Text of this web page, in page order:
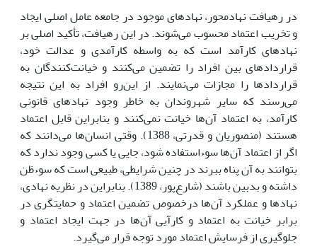
در رهیافت نهادمحور، نهادهای موجود در جامعه عامل اصلی ایجاد
و تخریب اعتماد محسوب می‌شوند. در این رهیافت، تأکید اصلی بر
نهادهای کارآمد است که به واسطه کارآمدی و عدالت خود،
قراردادهای بین افراد را تضمین می‌کنند و خیانت‌کنندگان به
قراردادها را مجازات می‌نمایند. از این‌رو افراد به این نتیجه
می‌رسند که سایر شهروندان به خاطر وجود نهادهای قانونی
کارآمد، به اعتماد آن‌ها خیانت نمی‌کنند و بنابراین قابل اعتماد
هستند (منصوریان و قدرتی، 1388). وقتی انسان‌ها می‌دانند که
اگر از اعتماد آن‌ها سوءاستفاده شود، جایی یا کسی وجود ندارد که
بتوانند به آن پناه ببرند در چنین شرایطی، طبیعی است که سوء‌ظن
داشته و بدبین باشند (شارع‌پور، 1389). بنابراین در نظریه نهادی،
نهادها و عملکرد آن‌‎ها درخصوص تضمین اعتماد و حمایتگری در
برابر خیانت به اعتماد و کارآیی آن‌ها در جهت ایجاد اعتماد و
جلوگیری از فرسایش اعتماد مورد توجه قرار می‌گیرد.